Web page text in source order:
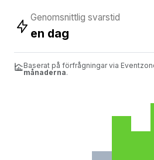
Genomsnittlig svarstid
en dag
Baserat på förfrågningar via
månaderna.